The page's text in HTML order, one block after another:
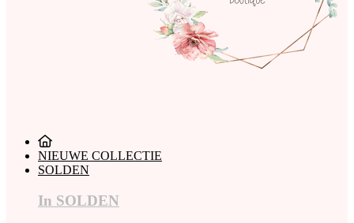
NIEUWE COLLECTIE
SOLDEN
In SOLDEN